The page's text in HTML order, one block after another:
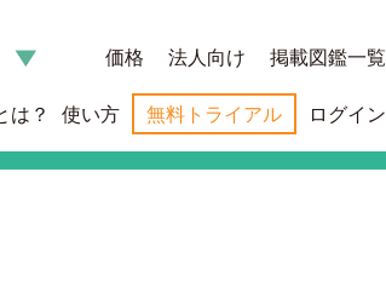
価格 法人向け 掲載図鑑一覧
は？ 使い方 無料トライアル ログイン